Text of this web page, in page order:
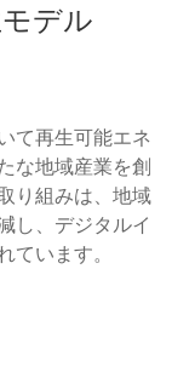
デル
て再生可能エネ
な地域産業を創
り組みは、地域
し、デジタルイ
ています。